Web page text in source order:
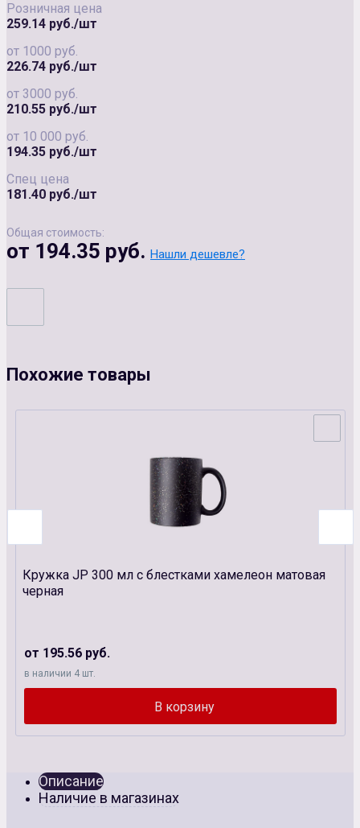
Розничная цена
259.14 руб./шт
от 1000 руб.
226.74 руб./шт
от 3000 руб.
210.55 руб./шт
от 10 000 руб.
194.35 руб./шт
Спец цена
181.40 руб./шт
Общая стоимость:
от 194.35 руб. Нашли дешевле?
Похожие товары
Кружка JP 300 мл с блестками хамелеон матовая
черная
от 195.56 руб.
в наличии 4 шт.
Описание
Наличие в магазинах